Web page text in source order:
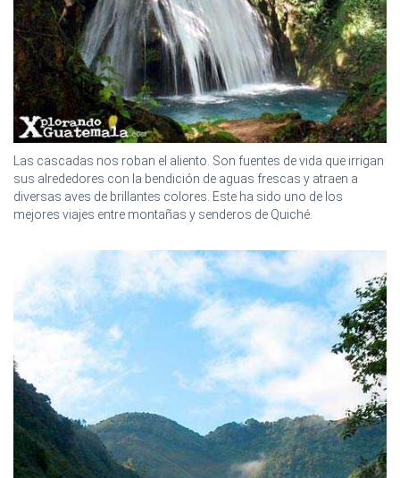
Las cascadas nos roban el aliento. Son fuentes de vida que irrigan
sus alrededores con la bendición de aguas frescas y atraen a
diversas aves de brillantes colores. Este ha sido uno de los
mejores viajes entre montañas y senderos de Quiché.